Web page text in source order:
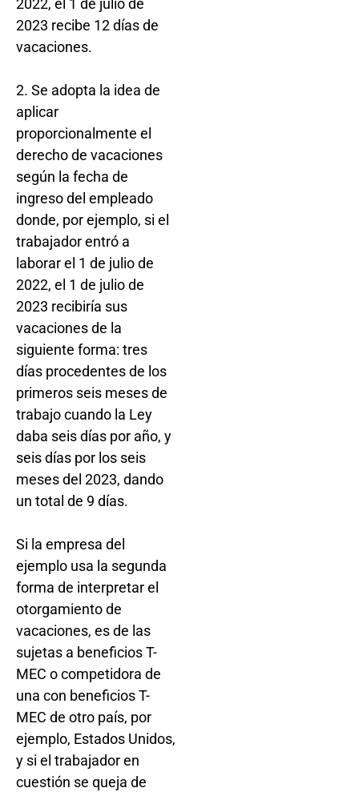
2022, el 1 de julio de
2023 recibe 12 días de
vacaciones.
2. Se adopta la idea de
aplicar
proporcionalmente el
derecho de vacaciones
según la fecha de
ingreso del empleado
donde, por ejemplo, si el
trabajador entró a
laborar el 1 de julio de
2022, el 1 de julio de
2023 recibiría sus
vacaciones de la
siguiente forma: tres
días procedentes de los
primeros seis meses de
trabajo cuando la Ley
daba seis días por año, y
seis días por los seis
meses del 2023, dando
un total de 9 días.
Si la empresa del
ejemplo usa la segunda
forma de interpretar el
otorgamiento de
vacaciones, es de las
sujetas a beneficios T-
MEC o competidora de
una con beneficios T-
MEC de otro país, por
ejemplo, Estados Unidos,
y si el trabajador en
cuestión se queja de